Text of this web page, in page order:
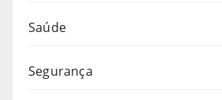
Saúde
Segurança